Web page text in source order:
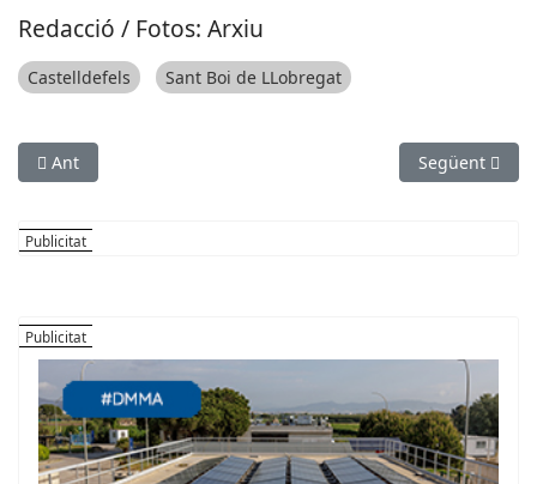
Redacció / Fotos: Arxiu
Castelldefels Sant Boi de LLobregat
Article anterior: Alberto Núñez Feijóo arranca la campanya
Ant Article
Següent